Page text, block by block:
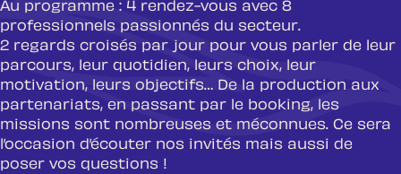
Au programme : 4 rendez-vous avec 8
professionnels passionnés du secteur.
2 regards croisés par jour pour vous parler de leur
parcours, leur quotidien, leurs choix, leur
motivation, leurs objectifs… De la production aux
partenariats, en passant par le booking, les
missions sont nombreuses et méconnues. Ce sera
l’occasion d’écouter nos invités mais aussi de
poser vos questions !